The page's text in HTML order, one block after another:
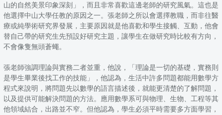
山的自然美景印象深刻」，而且非常喜歡這邊老師的研究風氣。這也是
他選擇中山大學任教的原因之一。張老師之所以會選擇教職，而非往醫
療或純學術研究界發展，主要原因就是他喜歡和學生接觸、互動，他會
替自己帶的研究生先預設好研究主題，讓學生在做研究時比較有方向，
不會像隻無頭蒼蠅。
張老師強調理論與實務二者並重，他說，「理論是一切的基礎，實務則
是學生畢業後找工作的技能」，他認為，生活中許多問題都能用數學方
程式來說明，將問題先以數學的語言描述後，就能更清楚的了解問題，
以及提供可能解決問題的方法。應用數學系可與物理、生物、工程等其
他領域結合，出路並不窄。但他認為，學生必須平時需要多方面學習，